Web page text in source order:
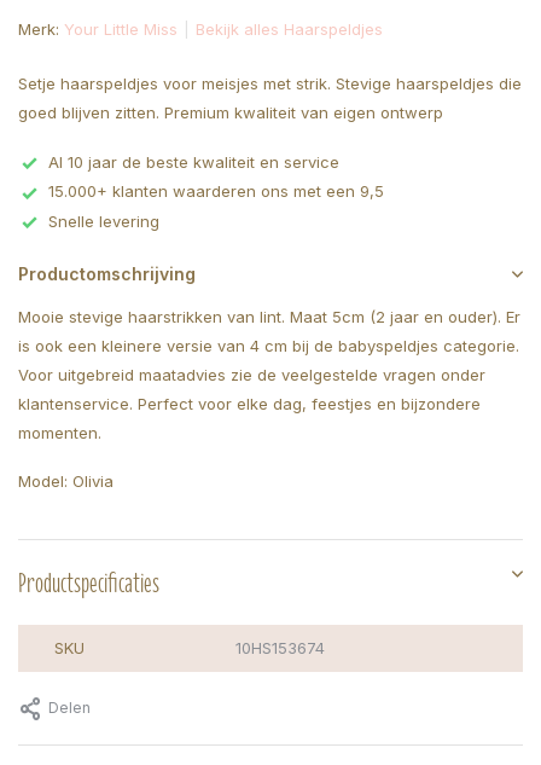
Merk: Your Little Miss Bekijk alles Haarspeldjes
Setje haarspeldjes voor meisjes met strik. Stevige haarspeldjes die
goed blijven zitten. Premium kwaliteit van eigen ontwerp
Al 10 jaar de beste kwaliteit en service
15.000+ klanten waarderen ons met een 9,5
Snelle levering
Productomschrijving
Mooie stevige haarstrikken van lint. Maat 5cm (2 jaar en ouder). Er
is ook een kleinere versie van 4 cm bij de babyspeldjes categorie.
Voor uitgebreid maatadvies zie de veelgestelde vragen onder
klantenservice. Perfect voor elke dag, feestjes en bijzondere
momenten.
Model: Olivia
Productspecificaties
SKU 10HS153674
Delen